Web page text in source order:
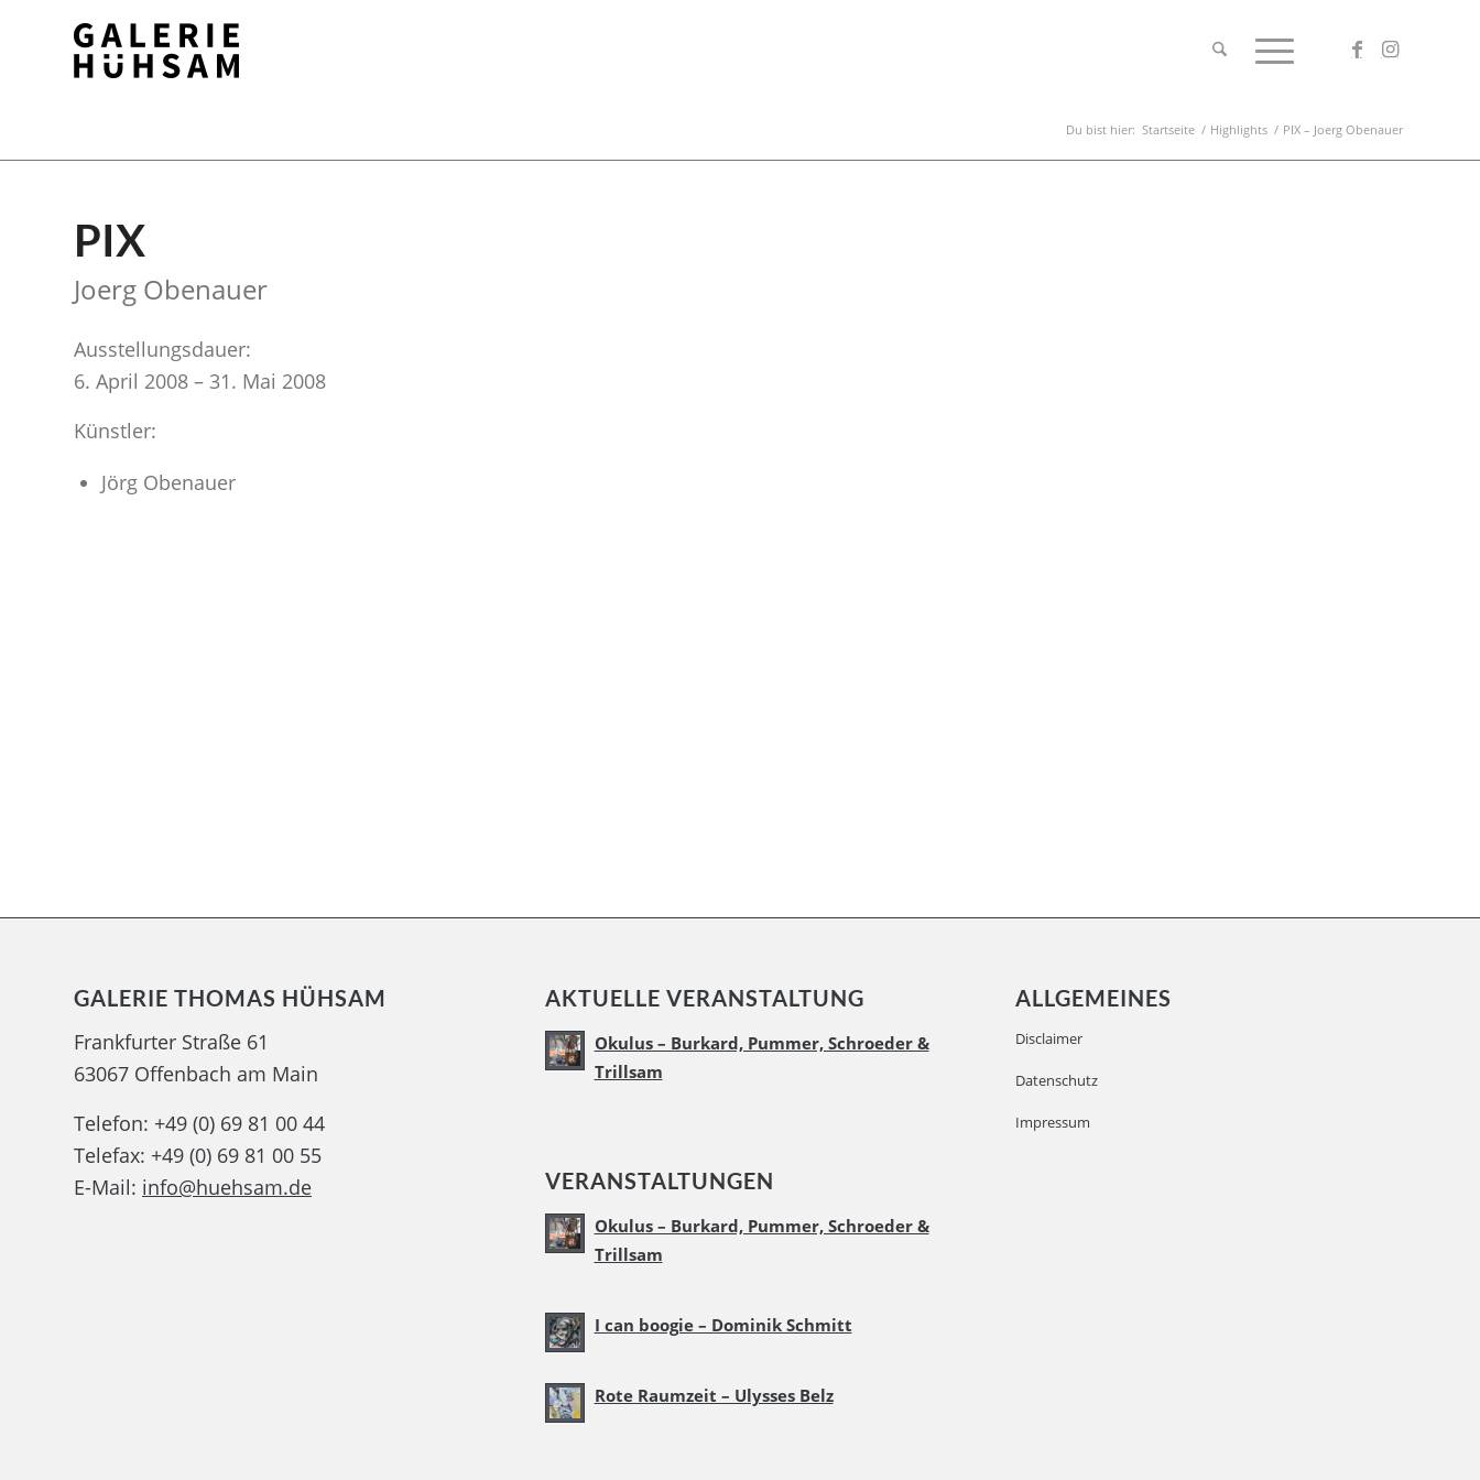
Du bist hier: Startseite / Highlights / PIX – Joerg Obenauer
PIX
Joerg Obenauer
Ausstellungsdauer:
6. April 2008 – 31. Mai 2008
Künstler:
Jörg Obenauer
GALERIE THOMAS HÜHSAM
Frankfurter Straße 61
63067 Offenbach am Main
Telefon: +49 (0) 69 81 00 44
Telefax: +49 (0) 69 81 00 55
E-Mail: info@huehsam.de
AKTUELLE VERANSTALTUNG
Okulus – Burkard, Pummer, Schroeder &
Trillsam
VERANSTALTUNGEN
Okulus – Burkard, Pummer, Schroeder &
Trillsam
I can boogie – Dominik Schmitt
Rote Raumzeit – Ulysses Belz
ALLGEMEINES
Disclaimer
Datenschutz
Impressum